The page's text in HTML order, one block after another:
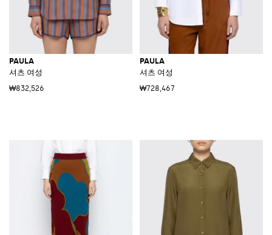
PAULA
셔츠 여성
₩832,526
PAULA
셔츠 여성
₩728,467